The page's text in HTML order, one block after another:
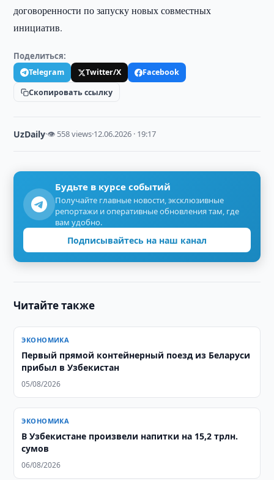
договоренности по запуску новых совместных
инициатив.
Поделиться:
Telegram Twitter/X
Facebook
Скопировать ссылку
UzDaily·👁 558 views·12.06.2026 · 19:17
Будьте в курсе событий
Получайте главные новости, эксклюзивные
репортажи и оперативные обновления там, где
вам удобно.
Подписывайтесь на наш канал
Читайте также
ЭКОНОМИКА
Первый прямой контейнерный поезд из Беларуси
прибыл в Узбекистан
05/08/2026
ЭКОНОМИКА
В Узбекистане произвели напитки на 15,2 трлн.
сумов
06/08/2026